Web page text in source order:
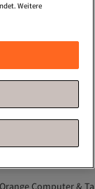
Orange Computer &
Weitere